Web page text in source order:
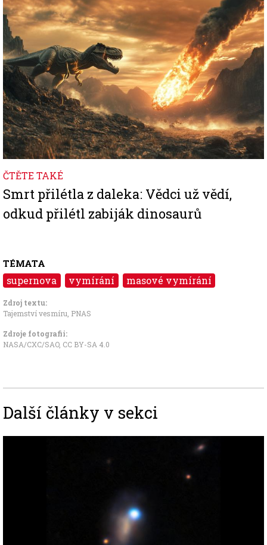
ČTĚTE TAKÉ
Smrt přilétla z daleka: Vědci už vědí,
odkud přilétl zabiják dinosaurů
TÉMATA
supernova vymírání masové vymírání
Zdroj textu:
Tajemství vesmíru PNAS
Zdroje fotografii:
NASA/CXC/SAO, CC BY-SA 4.0
Další články v sekci